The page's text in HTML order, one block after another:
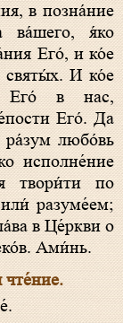
в позна́ние
ва́шего, я́ко
Его́, и ко́е
святы́х. И ко́е
Его́ в нас,
Его́. Да
любо́вь
исполне́ние
твори́ти по
разуме́ем;
в Це́ркви о
Ами́нь.
чте́ние.